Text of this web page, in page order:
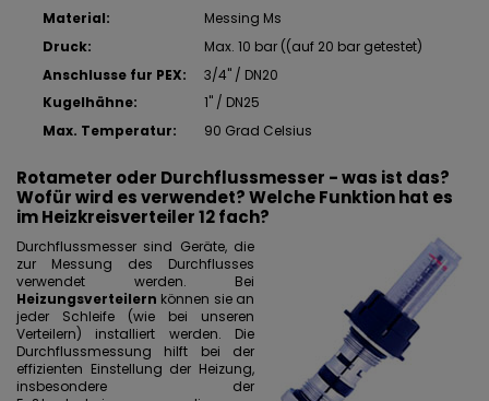
Material:
Druck:
Anschlusse fur PEX:
Kugelhähne:
Max. Temperatur:
Messing Ms
Max. 10 bar ((auf 20 bar getestet)
3/4" / DN20
1" / DN25
90 Grad Celsius
Rotameter oder Durchflussmesser - was ist das?
Wofür wird es verwendet? Welche Funktion hat es
im Heizkreisverteiler 12 fach?
Durchflussmesser sind Geräte, die
zur Messung des Durchflusses
verwendet werden. Bei
Heizungsverteilern können sie an
jeder Schleife (wie bei unseren
Verteilern) installiert werden. Die
Durchflussmessung hilft bei der
effizienten Einstellung der Heizung,
insbesondere der